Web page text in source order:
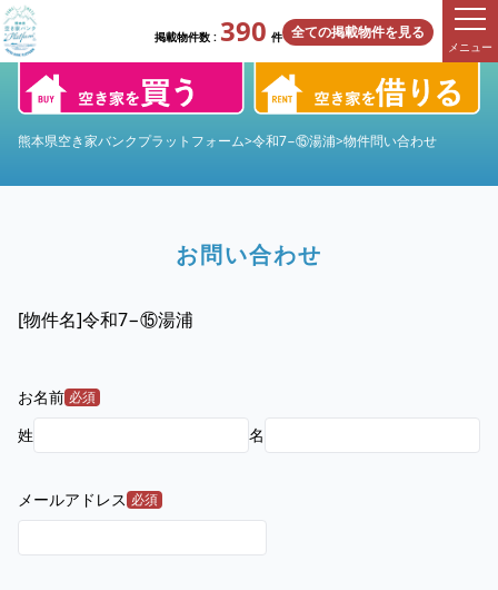
掲載物件数 : 390 件 全ての掲載物件を見る
メニュー
熊本県空き家バンクプラットフォーム>令和7−⑮湯浦>物件問い合わせ
お問い合わせ
[物件名]令和7−⑮湯浦
お名前 必須
姓 名
メールアドレス 必須